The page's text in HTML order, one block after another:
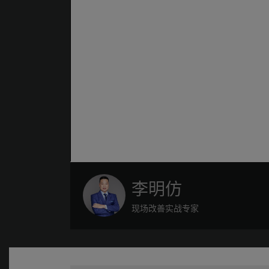
李明仿
现场改善实战专家